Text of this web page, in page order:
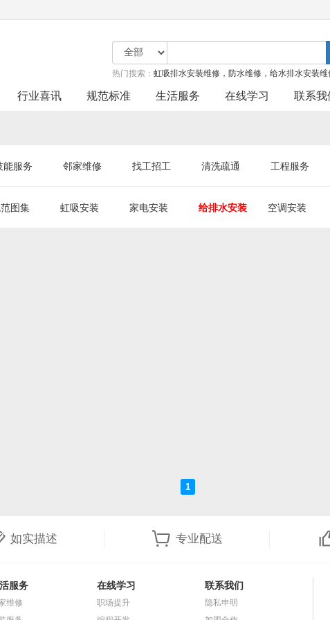
热门搜索： 虹吸排水安装维修，防水维修，给水排水安装维
行业喜讯 规范标准 生活服务 在线学习 联系我
能服务 邻家维修 找工招工 清洗疏通 工程服务
图集 虹吸安装 家电安装 给排水安装 空调安装
1
如实描述 专业配送
服务
维修
在线学习
职场提升
联系我们
隐私申明